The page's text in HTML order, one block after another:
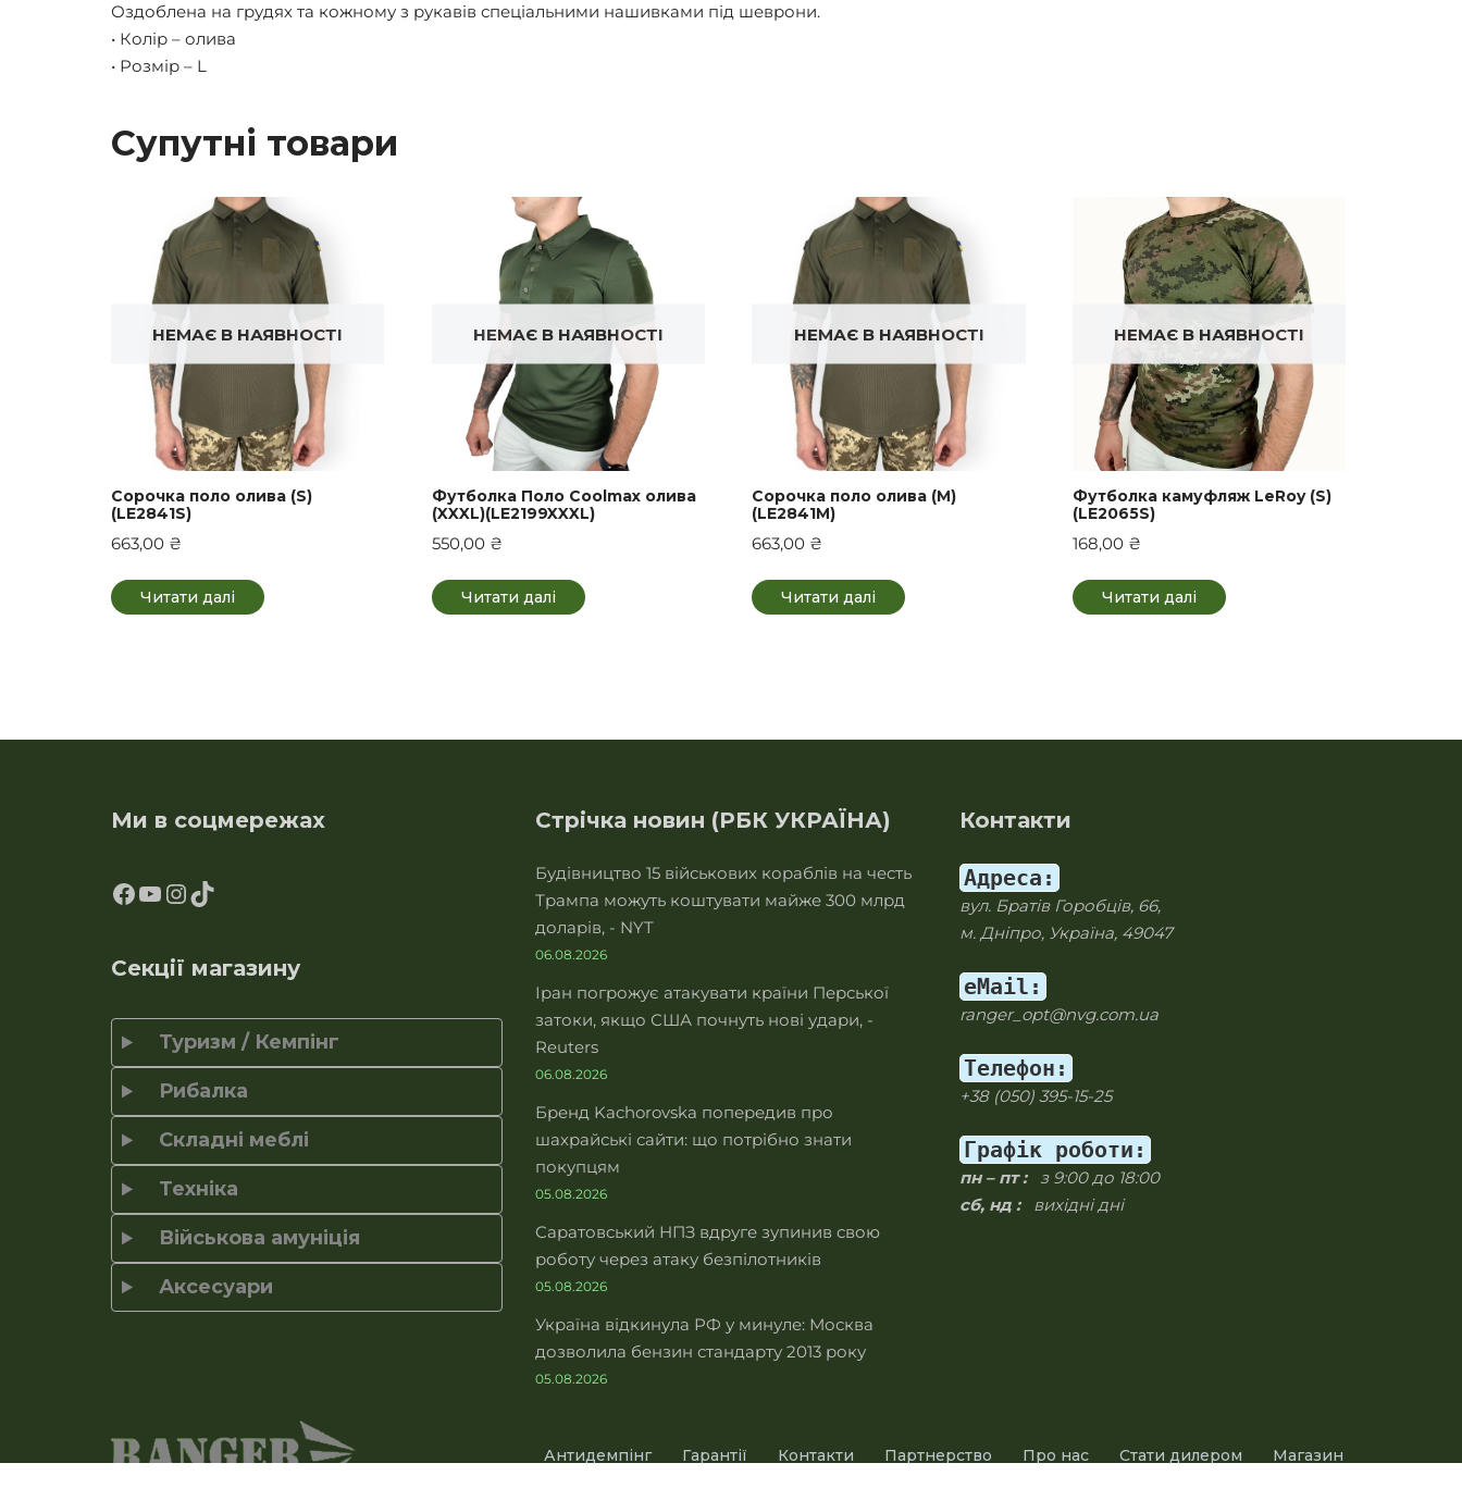
Оздоблена на грудях та кожному з рукавів спеціальними нашивками під шеврони.
• Колір – олива
• Розмір – L
Супутні товари
НЕМАЄ В НАЯВНОСТІ
Сорочка поло олива (S)
(LE2841S)
663,00 ₴
Читати далі
НЕМАЄ В НАЯВНОСТІ
Футболка Поло Coolmax олива
(XXXL)(LE2199XXXL)
550,00 ₴
Читати далі
НЕМАЄ В НАЯВНОСТІ
Сорочка поло олива (M)
(LE2841M)
663,00 ₴
Читати далі
НЕМАЄ В НАЯВНОСТІ
Футболка камуфляж LeRoy (S)
(LE2065S)
168,00 ₴
Читати далі
Ми в соцмережах
Секції магазину
Туризм / Кемпінг
Рибалка
Складні меблі
Техніка
Військова амуніція
Аксесуари
Стрічка новин (РБК УКРАЇНА)
Будівництво 15 військових кораблів на честь
Трампа можуть коштувати майже 300 млрд
доларів, - NYT
06.08.2026
Іран погрожує атакувати країни Перської
затоки, якщо США почнуть нові удари, -
Reuters
06.08.2026
Бренд Kachorovska попередив про
шахрайські сайти: що потрібно знати
покупцям
05.08.2026
Саратовський НПЗ вдруге зупинив свою
роботу через атаку безпілотників
05.08.2026
Україна відкинула РФ у минуле: Москва
дозволила бензин стандарту 2013 року
05.08.2026
Контакти
Адреса:
вул. Братів Горобців, 66,
м. Дніпро, Україна, 49047
eMail:
ranger_opt@nvg.com.ua
Телефон:
+38 (050) 395-15-25
Графік роботи:
пн – пт :з 9:00 до 18:00
сб, нд :вихідні дні
Антидемпінг Гарантії Контакти Партнерство Про нас Стати дилером Магазин